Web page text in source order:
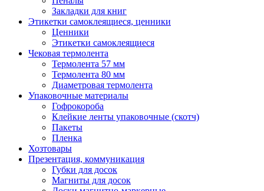
Закладки для книг
Этикетки самоклеящиеся, ценники
Ценники
Этикетки самоклеящиеся
Чековая термолента
Термолента 57 мм
Термолента 80 мм
Диаметровая термолента
Упаковочные материалы
Гофрокороба
Клейкие ленты упаковочные (скотч)
Пакеты
Пленка
Хозтовары
Презентация, коммуникация
Губки для досок
Магниты для досок